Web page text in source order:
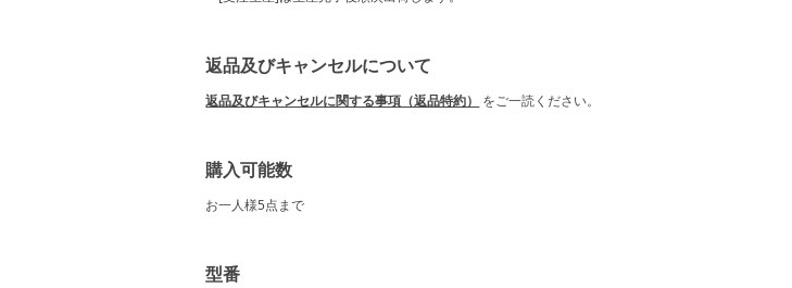
返品及びキャンセルについて
返品及びキャンセルに関する事項（返品特約） をご一読ください。
購入可能数
お一人様5点まで
型番